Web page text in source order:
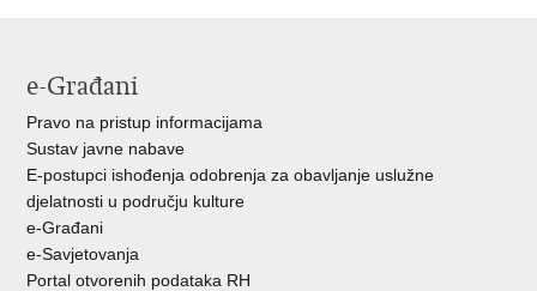
e-Građani
Pravo na pristup informacijama
Sustav javne nabave
E-postupci ishođenja odobrenja za obavljanje uslužne
djelatnosti u području kulture
e-Građani
e-Savjetovanja
Portal otvorenih podataka RH